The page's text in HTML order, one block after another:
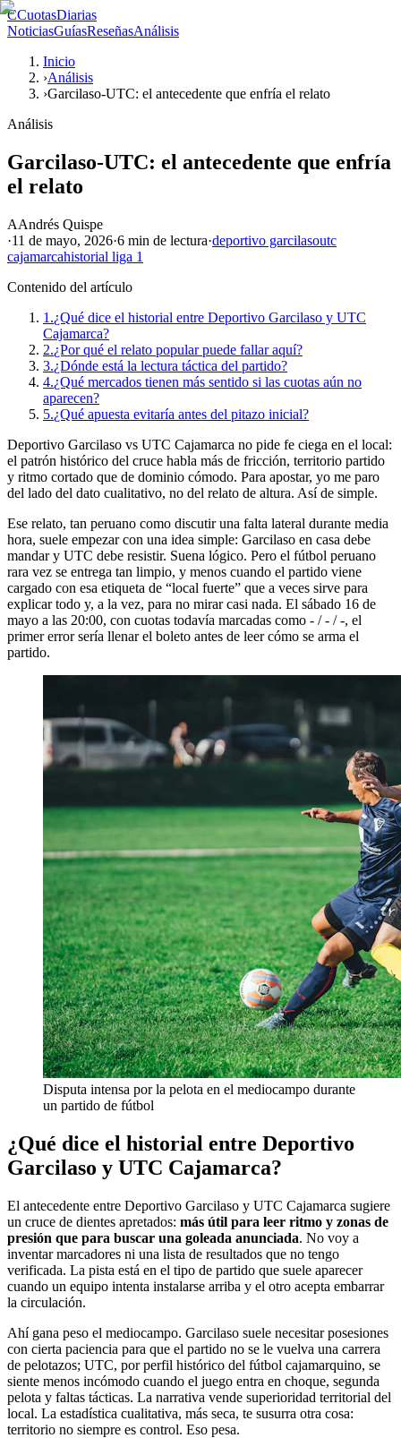
CCuotasDiarias
NoticiasGuíasReseñasAnálisis
Inicio
›Análisis
›Garcilaso-UTC: el antecedente que enfría el relato
Análisis
Garcilaso-UTC: el antecedente que enfría
el relato
AAndrés Quispe
·11 de mayo, 2026·6 min de lectura·deportivo garcilasoutc
cajamarcahistorial liga 1
Contenido del artículo
1.¿Qué dice el historial entre Deportivo Garcilaso y UTC
Cajamarca?
2.¿Por qué el relato popular puede fallar aquí?
3.¿Dónde está la lectura táctica del partido?
4.¿Qué mercados tienen más sentido si las cuotas aún no
aparecen?
5.¿Qué apuesta evitaría antes del pitazo inicial?
Deportivo Garcilaso vs UTC Cajamarca no pide fe ciega en el local:
el patrón histórico del cruce habla más de fricción, territorio partido
y ritmo cortado que de dominio cómodo. Para apostar, yo me paro
del lado del dato cualitativo, no del relato de altura. Así de simple.
Ese relato, tan peruano como discutir una falta lateral durante media
hora, suele empezar con una idea simple: Garcilaso en casa debe
mandar y UTC debe resistir. Suena lógico. Pero el fútbol peruano
rara vez se entrega tan limpio, y menos cuando el partido viene
cargado con esa etiqueta de “local fuerte” que a veces sirve para
explicar todo y, a la vez, para no mirar casi nada. El sábado 16 de
mayo a las 20:00, con cuotas todavía marcadas como - / - / -, el
primer error sería llenar el boleto antes de leer cómo se arma el
partido.
Disputa intensa por la pelota en el mediocampo durante
un partido de fútbol
¿Qué dice el historial entre Deportivo
Garcilaso y UTC Cajamarca?
El antecedente entre Deportivo Garcilaso y UTC Cajamarca sugiere
un cruce de dientes apretados: más útil para leer ritmo y zonas de
presión que para buscar una goleada anunciada. No voy a
inventar marcadores ni una lista de resultados que no tengo
verificada. La pista está en el tipo de partido que suele aparecer
cuando un equipo intenta instalarse arriba y el otro acepta embarrar
la circulación.
Ahí gana peso el mediocampo. Garcilaso suele necesitar posesiones
con cierta paciencia para que el partido no se le vuelva una carrera
de pelotazos; UTC, por perfil histórico del fútbol cajamarquino, se
siente menos incómodo cuando el juego entra en choque, segunda
pelota y faltas tácticas. La narrativa vende superioridad territorial del
local. La estadística cualitativa, más seca, te susurra otra cosa:
territorio no siempre es control. Eso pesa.